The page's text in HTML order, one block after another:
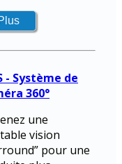
- Système de
360°
une
vision
pour une